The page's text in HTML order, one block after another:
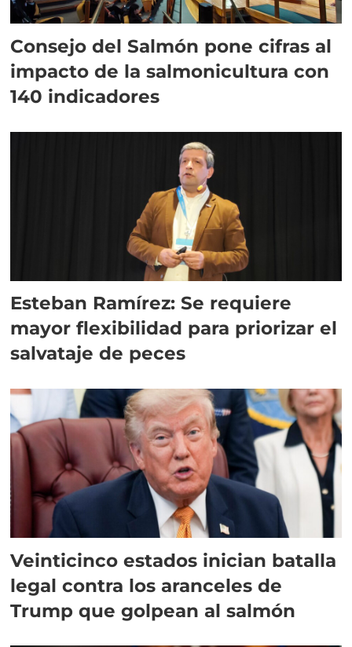
Consejo del Salmón pone cifras al
impacto de la salmonicultura con
140 indicadores
Esteban Ramírez: Se requiere
mayor flexibilidad para priorizar el
salvataje de peces
Veinticinco estados inician batalla
legal contra los aranceles de
Trump que golpean al salmón